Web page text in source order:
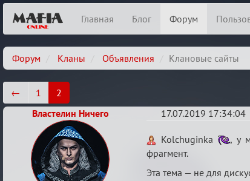
Главная Блог Форум
Форум Кланы Объявления Клановые сайты
← 1
2
Властелин Ничего
17.07.2019 17:34:04
Re:
Клановые
сайты
Kolchuginka
, у
фрагмент.
Эта тема — не для